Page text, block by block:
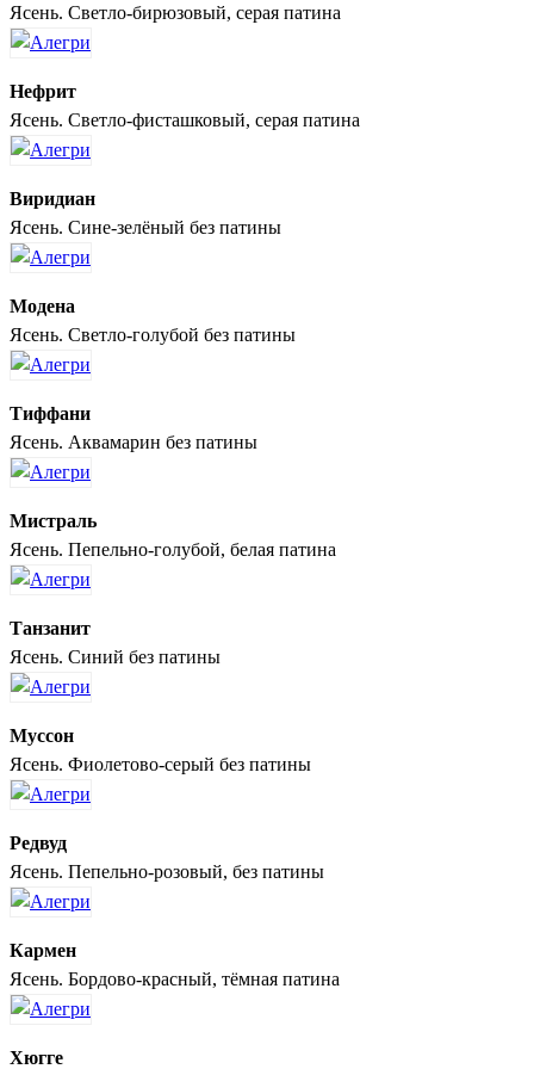
Ясень. Светло-бирюзовый, серая патина
Нефрит
Ясень. Светло-фисташковый, серая патина
Виридиан
Ясень. Сине-зелёный без патины
Модена
Ясень. Светло-голубой без патины
Тиффани
Ясень. Аквамарин без патины
Мистраль
Ясень. Пепельно-голубой, белая патина
Танзанит
Ясень. Синий без патины
Муссон
Ясень. Фиолетово-серый без патины
Редвуд
Ясень. Пепельно-розовый, без патины
Кармен
Ясень. Бордово-красный, тёмная патина
Хюгге